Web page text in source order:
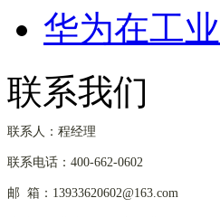
华为在工
联系我们
联系人：程经理
联系电话：400-662-0602
邮 箱：13933620602@163.com